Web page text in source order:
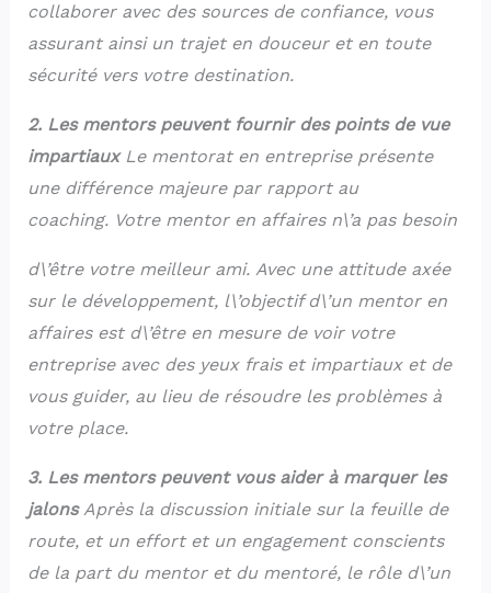
collaborer avec des sources de confiance, vous
assurant ainsi un trajet en douceur et en toute
sécurité vers votre destination.
2. Les mentors peuvent fournir des points de vue
impartiauxLe mentorat en entreprise présente
une différence majeure par rapport au
coaching. Votre mentor en affaires n\’a pas besoin
d\’être votre meilleur ami. Avec une attitude axée
sur le développement, l\’objectif d\’un mentor en
affaires est d\’être en mesure de voir votre
entreprise avec des yeux frais et impartiaux et de
vous guider, au lieu de résoudre les problèmes à
votre place.
3. Les mentors peuvent vous aider à marquer les
jalonsAprès la discussion initiale sur la feuille de
route, et un effort et un engagement conscients
de la part du mentor et du mentoré, le rôle d\’un